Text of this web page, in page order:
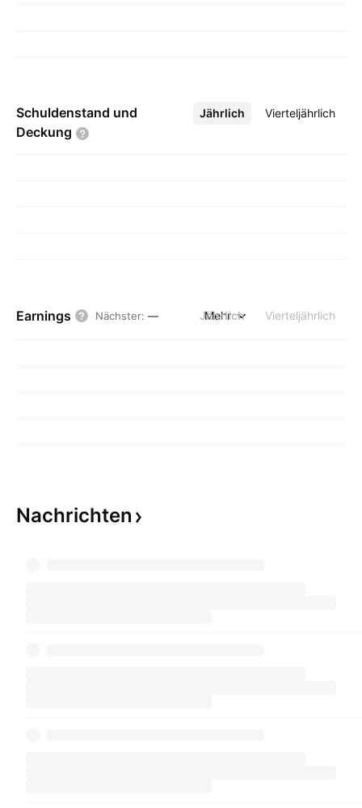
Schuldenstand und
Deckung
Jährlich Vierteljährlich
Mehr
Earnings Nächster: — Jährlich Vierteljährlich
Mehr
Nachrichten